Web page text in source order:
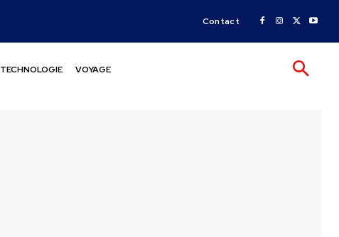
Contact
TECHNOLOGIE VOYAGE